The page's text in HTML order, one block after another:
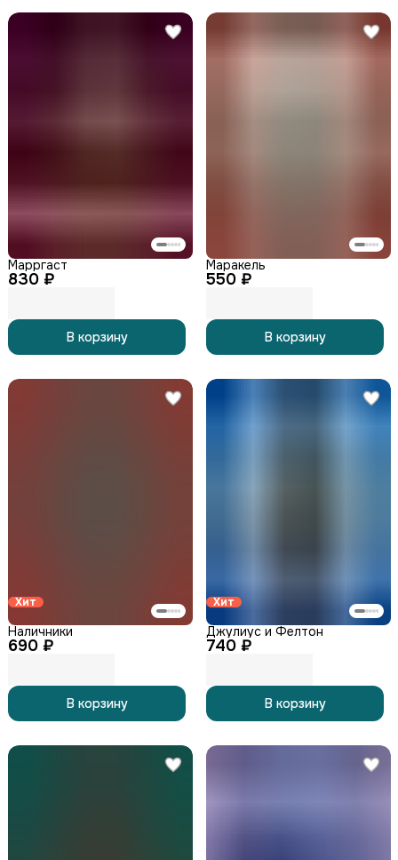
830 ₽
Марргаст
В корзину
550 ₽
Маракель
В корзину
Хит
690 ₽
Наличники
В корзину
Хит
740 ₽
Джулиус и Фелтон
В корзину